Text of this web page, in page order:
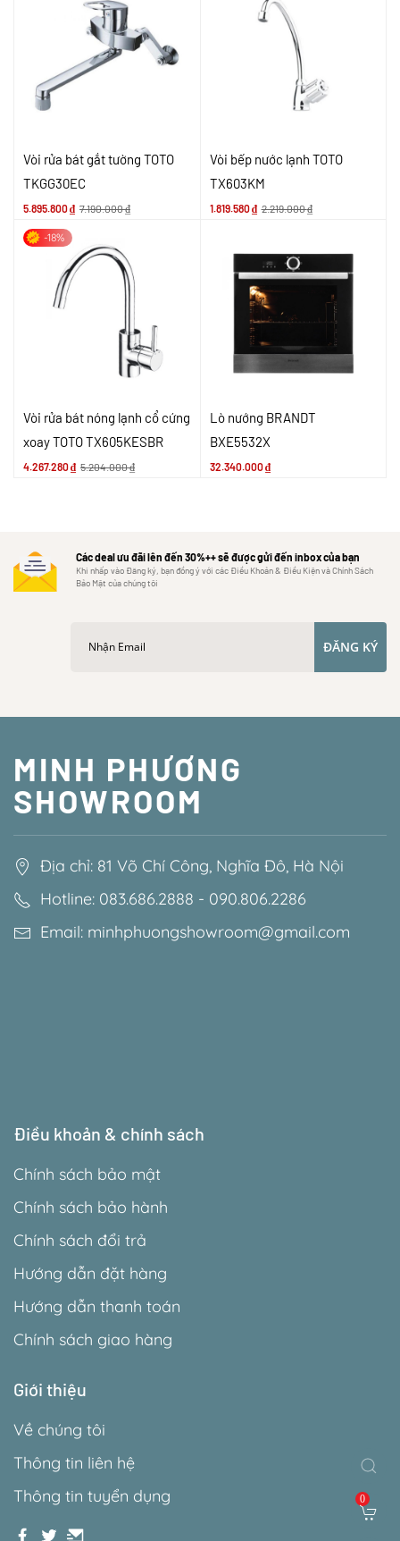
Vòi rửa bát gắt tường TOTO
TKGG30EC
5.895.800₫ 7.190.000₫
Vòi bếp nước lạnh TOTO
TX603KM
1.819.580₫ 2.219.000₫
-18%
Vòi rửa bát nóng lạnh cổ cứng
xoay TOTO TX605KESBR
4.267.280₫ 5.204.000₫
Lò nướng BRANDT
BXE5532X
32.340.000₫
Các deal ưu đãi lên đến 30%++ sẽ được gửi đến inbox của bạn
Khi nhấp vào Đăng ký, bạn đồng ý với các Điều Khoản & Điều Kiện và Chính Sách
Bảo Mật của chúng tôi
ĐĂNG KÝ
MINH PHƯƠNG
SHOWROOM
Địa chỉ: 81 Võ Chí Công, Nghĩa Đô, Hà Nội
Hotline: 083.686.2888 - 090.806.2286
Email: minhphuongshowroom@gmail.com
Điều khoản & chính sách
Chính sách bảo mật
Chính sách bảo hành
Chính sách đổi trả
Hướng dẫn đặt hàng
Hướng dẫn thanh toán
Chính sách giao hàng
Giới thiệu
Về chúng tôi
Thông tin liên hệ
Thông tin tuyển dụng
0